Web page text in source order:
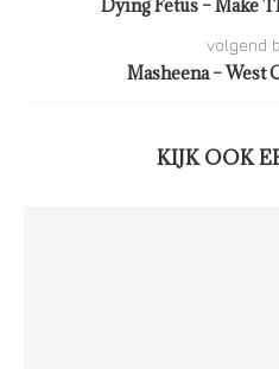
Dying Fetus – Make
volgend
Masheena – West
KIJK OOK